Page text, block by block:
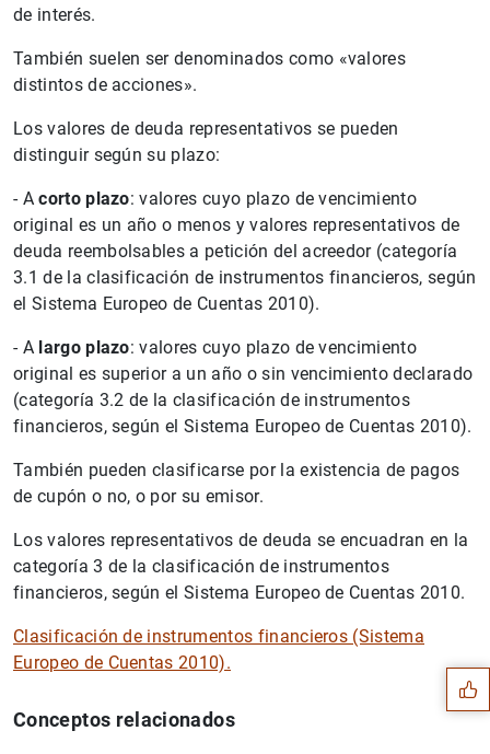
de interés.
También suelen ser denominados como «valores
distintos de acciones».
Los valores de deuda representativos se pueden
distinguir según su plazo:
- Acorto plazo: valores cuyo plazo de vencimiento
original es un año o menos y valores representativos de
deuda reembolsables a petición del acreedor (categoría
3.1 de la clasificación de instrumentos financieros, según
el Sistema Europeo de Cuentas 2010).
- A largo plazo: valores cuyo plazo de vencimiento
original es superior a un año o sin vencimiento declarado
(categoría 3.2 de la clasificación de instrumentos
financieros, según el Sistema Europeo de Cuentas 2010).
También pueden clasificarse por la existencia de pagos
de cupón o no, o por su emisor.
Los valores representativos de deuda se encuadran en la
categoría 3 de la clasificación de instrumentos
financieros, según el Sistema Europeo de Cuentas 2010.
Clasificación de instrumentos financieros (Sistema
Europeo de Cuentas 2010).
Conceptos relacionados
Sugerencias